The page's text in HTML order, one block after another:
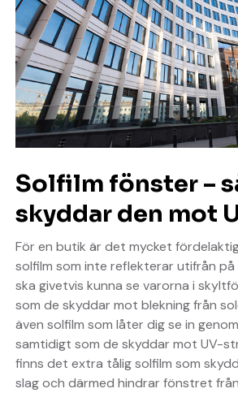
Solfilm fönster –
skyddar den mot
För en butik är det mycket
solfilm som inte reflekterar utifrån på
ska givetvis kunna se varorna i
som de skyddar mot blekning från
även solfilm som låter dig se in
samtidigt som de skyddar mot UV-
finns det extra tålig solfilm som
slag och därmed hindrar fönstret